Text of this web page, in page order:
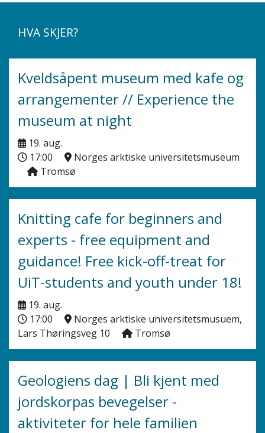
HVA SKJER?
Kveldsåpent museum med kafe og
arrangementer // Experience the
museum at night
19. aug.
17:00
Norges arktiske universitetsmuseum
Tromsø
Knitting cafe for beginners and
experts - free equipment and
guidance! Free kick-off-treat for
UiT-students and youth under 18!
19. aug.
17:00
Norges arktiske universitetsmusuem,
Lars Thøringsveg 10
Tromsø
Geologiens dag | Bli kjent med
jordskorpas bevegelser -
aktiviteter for hele familien